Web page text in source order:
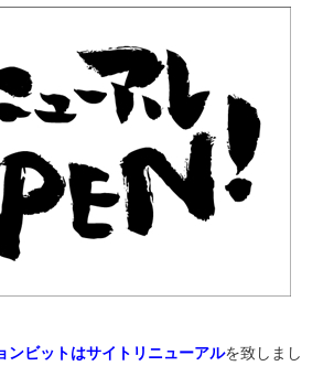
ンビットはサイトリニューアルを致しまし